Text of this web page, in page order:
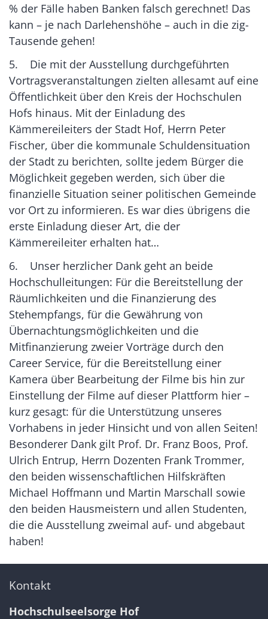
% der Fälle haben Banken falsch gerechnet! Das
kann – je nach Darlehenshöhe – auch in die zig-
Tausende gehen!
5. Die mit der Ausstellung durchgeführten
Vortragsveranstaltungen zielten allesamt auf eine
Öffentlichkeit über den Kreis der Hochschulen
Hofs hinaus. Mit der Einladung des
Kämmereileiters der Stadt Hof, Herrn Peter
Fischer, über die kommunale Schuldensituation
der Stadt zu berichten, sollte jedem Bürger die
Möglichkeit gegeben werden, sich über die
finanzielle Situation seiner politischen Gemeinde
vor Ort zu informieren. Es war dies übrigens die
erste Einladung dieser Art, die der
Kämmereileiter erhalten hat…
6. Unser herzlicher Dank geht an beide
Hochschulleitungen: Für die Bereitstellung der
Räumlichkeiten und die Finanzierung des
Stehempfangs, für die Gewährung von
Übernachtungsmöglichkeiten und die
Mitfinanzierung zweier Vorträge durch den
Career Service, für die Bereitstellung einer
Kamera über Bearbeitung der Filme bis hin zur
Einstellung der Filme auf dieser Plattform hier –
kurz gesagt: für die Unterstützung unseres
Vorhabens in jeder Hinsicht und von allen Seiten!
Besonderer Dank gilt Prof. Dr. Franz Boos, Prof.
Ulrich Entrup, Herrn Dozenten Frank Trommer,
den beiden wissenschaftlichen Hilfskräften
Michael Hoffmann und Martin Marschall sowie
den beiden Hausmeistern und allen Studenten,
die die Ausstellung zweimal auf- und abgebaut
haben!
Kontakt
Hochschulseelsorge Hof